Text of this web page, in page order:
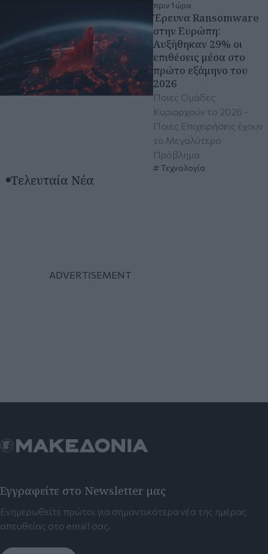
πριν 1 ώρα
Έρευνα Ransomware
στην Ευρώπη:
Αυξήθηκαν 29% οι
επιθέσεις μέσα στο
πρώτο εξάμηνο του
2026
Ποιες Ομάδες
Κυριαρχούν το 2026 -
Ποιες Επιχειρήσεις έχουν
το Μεγαλύτερο
Πρόβλημα
Τεχνολογία
Τελευταία Νέα
Εγγραφείτε στο Newsletter μας
Ενημερωθείτε πρώτοι για σημαντικότερα νέα της ημέρας
απευθείας στο email σας.